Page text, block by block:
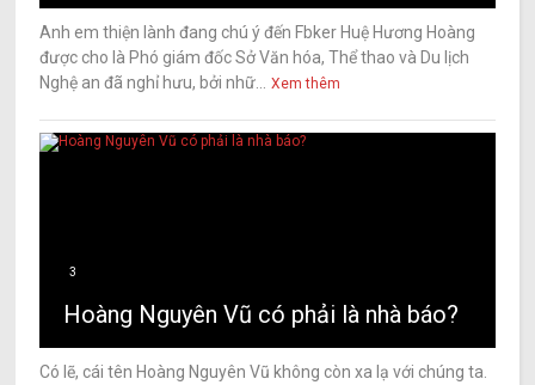
Anh em thiện lành đang chú ý đến Fbker Huệ Hương Hoàng
được cho là Phó giám đốc Sở Văn hóa, Thể thao và Du lịch
Nghệ an đã nghỉ hưu, bởi nhữ...
Xem thêm
3
Hoàng Nguyên Vũ có phải là nhà báo?
Có lẽ, cái tên Hoàng Nguyên Vũ không còn xa lạ với chúng ta.